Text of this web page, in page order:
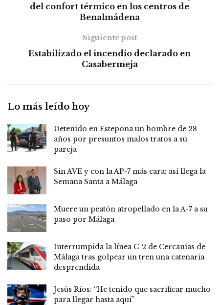
del confort térmico en los centros de
Benalmádena
Siguiente post
Estabilizado el incendio declarado en
Casabermeja
Lo más leído hoy
Detenido en Estepona un hombre de 28
años por presuntos malos tratos a su
pareja
Sin AVE y con la AP-7 más cara: así llega la
Semana Santa a Málaga
Muere un peatón atropellado en la A-7 a su
paso por Málaga
Interrumpida la línea C-2 de Cercanías de
Málaga tras golpear un tren una catenaria
desprendida
Jesús Ríos: “He tenido que sacrificar mucho
para llegar hasta aquí”